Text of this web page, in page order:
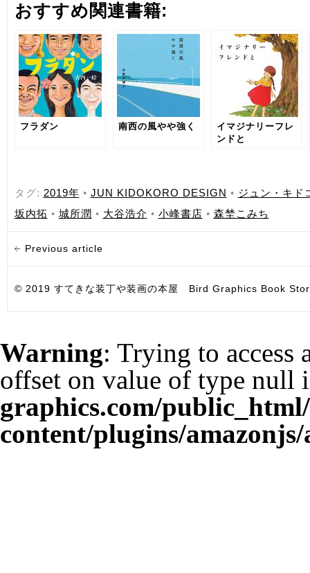
おすすめ関連書籍:
フラダン 南西の風やや強く
イマジナリーフレ
ンドと
タグ: 2019年 • JUN KIDOKORO DESIGN • ジュン・キド
坂内拓 • 城所潤 • 大谷浩介 • 小峰書店 • 森埜こみち
Previous article
© 2019 すてきな装丁や装画の本屋 Bird Graphics Book
Warning: Trying to access
offset on value of type null
graphics.com/
content/plugins/